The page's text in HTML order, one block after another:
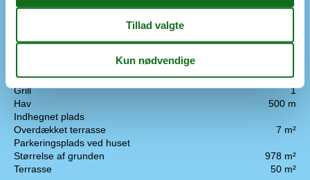
Anlagt have
Golfbane
3,4 km
Grill
1
Hav
500 m
Indhegnet plads
Overdækket terrasse
7 m²
Parkeringsplads ved huset
Størrelse af grunden
978 m²
Terrasse
50 m²